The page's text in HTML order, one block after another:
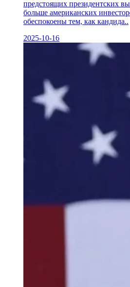
предстоящих президентских
больше американских
обеспокоены тем, как кандида..
2025-10-16